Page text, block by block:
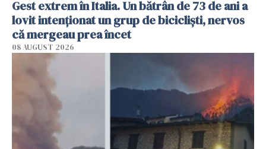
Gest extrem în Italia. Un bătrân de 73 de ani a
lovit intenționat un grup de bicicliști, nervos
că mergeau prea încet
08 AUGUST 2026